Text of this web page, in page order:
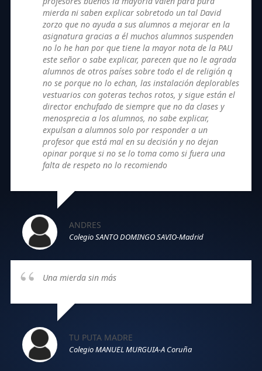
mierda ni saben explicar sobretodo un tal David
zorzo que no ayuda a sus alumnos a mejorar en la
asignatura gracias a él muchos alumnos suspenden
no lo he han por que tiene la mayor nota de la PAU
este señor o sabe explicar, parecen que no le agrada
alumnos de otros países sobre todo el de religión q
no se porque no lo echan, las instalación deplorables
vestuarios con goteras techos rotos, y sigue están el
director enchufado de siempre que no da clases y
menosprecia a los alumnos, no sabe explicar,
expulsan a alumnos solo por responder a un
profesor que está mal en su decisión y no dejan
opinar porque si no se lo toma como si fuera una
falta de respeto no lo recomiendo
ANDRES
Colegio SANTO DOMINGO SAVIO-Madrid
Una mierda sin más
TU PUTA MADRE
Colegio MANUEL MURGUIA-A Coruña